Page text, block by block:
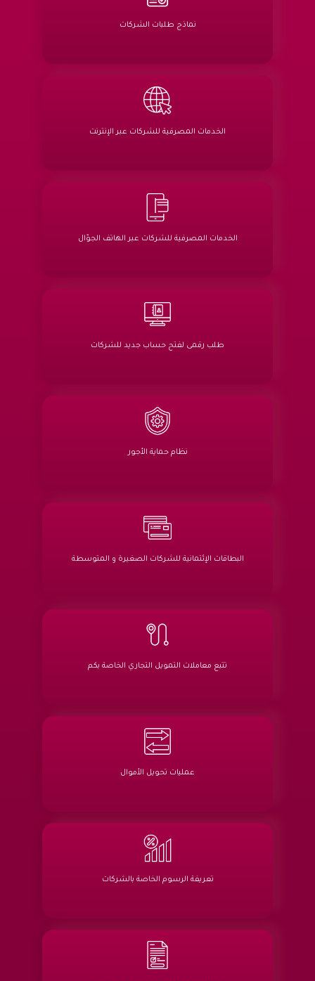
نماذج طلبات الشركات
الخدمات المصرفية للشركات عبر الإنترنت
الخدمات المصرفية للشركات عبر الهاتف الجوّال
طلب رقمى لفتح حساب جديد للشركات
نظام حماية الأجور
البطاقات الإئتمانية للشركات الصغيرة و المتوسطة
تتبع معاملات التمويل التجاري الخاصة بكم
عمليات تحويل الأموال
تعريفة الرسوم الخاصة بالشركات